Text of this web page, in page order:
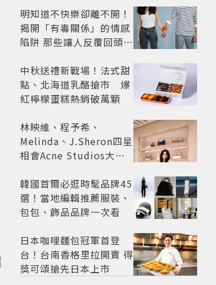
明知道不快樂卻離不開！
揭開「有毒關係」的情感
陷阱 那些讓人反覆回頭的
戒？
中秋送禮新戰場！法式甜
點、北海道乳酪搶市 爆
紅檸檬蛋糕熱銷破萬顆
林映維、程予希、
Melinda、J.Sheron四星
相會Acne Studios大曬
韓國首爾必逛時髦品牌45
選！當地編輯推薦服裝、
包包、飾品品牌一次看
日本咖哩麵包冠軍首登
台！台南香格里拉開賣 得
獎可頌搶先日本上市